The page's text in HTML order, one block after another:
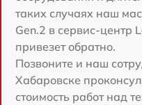
таких случаях наш
Gen.2 в сервис-центр
привезет обратно.
Позвоните и наш
Хабаровске
стоимость работ над